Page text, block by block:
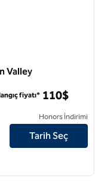
Valley
için otel detaylarını
fiyatı* 110$
Honors İndirimi
Tarih Seç